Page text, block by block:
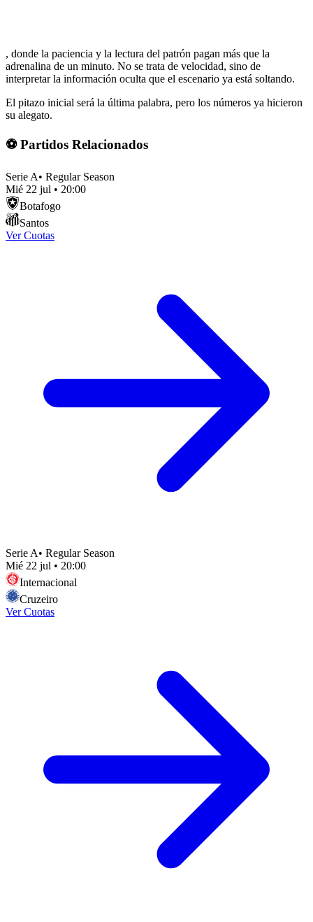
, donde la paciencia y la lectura del patrón pagan más que la
adrenalina de un minuto. No se trata de velocidad, sino de
interpretar la información oculta que el escenario ya está soltando.
El pitazo inicial será la última palabra, pero los números ya hicieron
su alegato.
⚽ Partidos Relacionados
Serie A• Regular Season
Mié 22 jul • 20:00
Botafogo
Santos
Ver Cuotas
Serie A• Regular Season
Mié 22 jul • 20:00
Internacional
Cruzeiro
Ver Cuotas